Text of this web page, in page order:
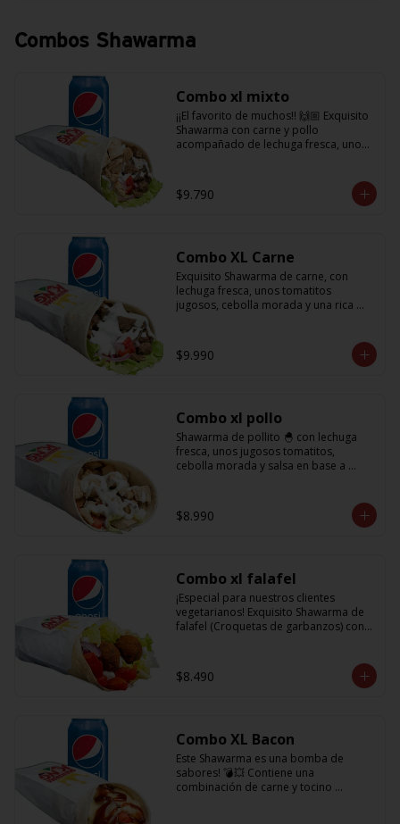
Combos Shawarma
Combo xl mixto
¡¡El favorito de muchos!! 🙌🏼 Exquisito
Shawarma con carne y pollo
acompañado de lechuga fresca, unos
refrescante bebida de 350 cc
$9.790
Combo XL Carne
Exquisito Shawarma de carne, con
lechuga fresca, unos tomatitos
jugosos, cebolla morada y una rica
$9.990
Combo xl pollo
Shawarma de pollito 🐣 con lechuga
fresca, unos jugosos tomatitos,
cebolla morada y salsa en base a
$8.990
Combo xl falafel
¡Especial para nuestros clientes
vegetarianos! Exquisito Shawarma de
falafel (Croquetas de garbanzos) con
lactonesa  +  refrescante bebida 350 cc
$8.490
Combo XL Bacon
Este Shawarma es una bomba de
sabores! 💣💥 Contiene una
combinación de carne y tocino